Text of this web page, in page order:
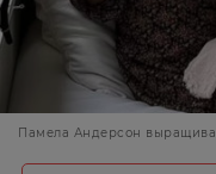
Памела Андерсон